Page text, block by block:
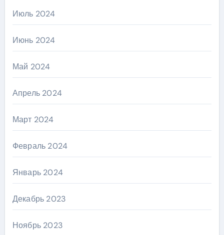
Июль 2024
Июнь 2024
Май 2024
Апрель 2024
Март 2024
Февраль 2024
Январь 2024
Декабрь 2023
Ноябрь 2023